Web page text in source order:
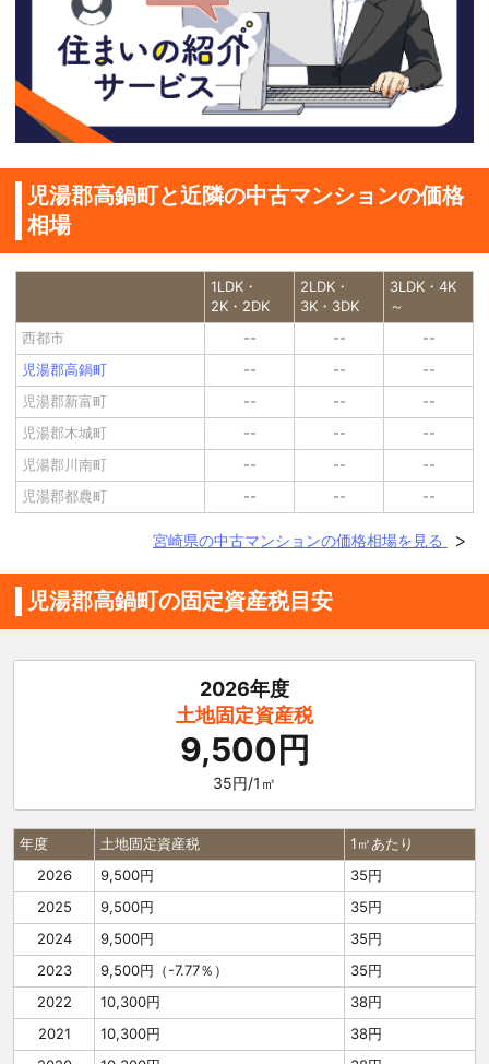
児湯郡高鍋町と近隣の中古マンションの価格
相場
1LDK・
2K・2DK
2LDK・
3K・3DK
3LDK・4K
～
西都市
-- --
--
児湯郡高鍋町
-- --
--
児湯郡新富町
-- --
--
児湯郡木城町
-- --
--
児湯郡川南町
-- --
--
児湯郡都農町
-- -- --
宮崎県の中古マンションの価格相場を見る
児湯郡高鍋町の固定資産税目安
2026年度
土地固定資産税
9,500円
35円/1㎡
年度 土地固定資産税
1㎡あたり
2026
9,500円
35円
2025
9,500円
35円
2024
9,500円
35円
2023
9,500円（-7.77％）
35円
2022
10,300円
38円
2021
10,300円
38円